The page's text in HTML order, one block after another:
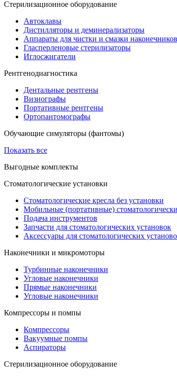
Стерилизационное оборудование
Автоклавы
Дистилляторы и деминерализаторы
Аппараты для чистки и смазки наконечников
Гласперленовые стерилизаторы
Иглосжигатели
Рентгенодиагностика
Дентальные рентгены
Визиографы
Портативные рентгены
Ортопантомографы
Обучающие симуляторы (фантомы)
Показать все
Выгодные комплекты
Стоматологические установки
Стоматологические кресла без установки
Мобильные (портативные)
Подача инструментов
Запчасти для стоматологических установок
Аксессуары для стоматологических
Наконечники и микромоторы
Турбинные наконечники
Угловые наконечники
Прямые наконечники
Угловые наконечники
Компрессоры и помпы
Компрессоры
Вакуумные помпы
Аспираторы
Стерилизационное оборудование